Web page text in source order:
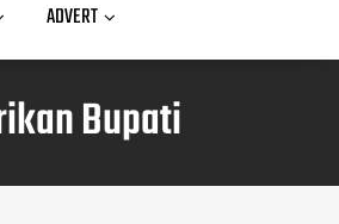
ADVERT
Bupati